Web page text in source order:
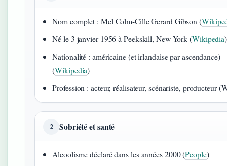
Nom complet : Mel Colm-Cille Gerard Gibson (
Né le 3 janvier 1956 à Peekskill, New York (Wikipedia)
Nationalité : américaine (et irlandaise par ascendance)
(Wikipedia)
Profession : acteur, réalisateur, scénariste, producteur
2 Sobriété et santé
Alcoolisme déclaré dans les années 2000 (People)